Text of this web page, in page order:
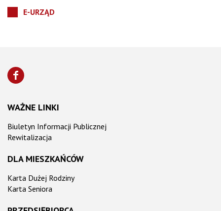
E-URZĄD
WAŻNE LINKI
Biuletyn Informacji Publicznej
Rewitalizacja
DLA MIESZKAŃCÓW
Karta Dużej Rodziny
Karta Seniora